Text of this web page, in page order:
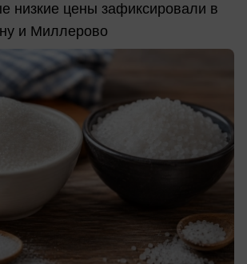
низкие цены зафиксировали в
и Миллерово